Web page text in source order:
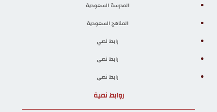
المدرسة السعودية
المناهج السعودية
رابط نصي
رابط نصي
رابط نصي
روابط نصية